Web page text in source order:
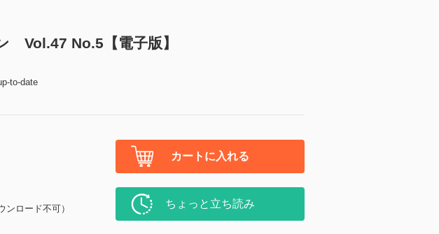
Vol.47 No.5【電子版】
to-date
ンロード不可）
カートに入れる
ちょっと立ち読み